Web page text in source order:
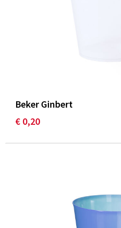
Beker Ginbert
€ 0,20